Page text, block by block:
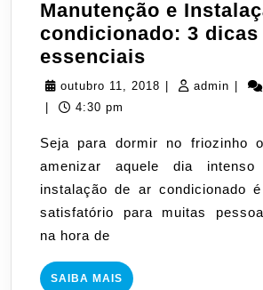
Manutenção e
condicionado: 3 dicas
essenciais
e
ar
3
dicas
outubro 11, 2018 outubroadmin
4:30 pm
Seja para dormir no friozinho
amenizar aquele dia
instalação de ar condicionado
satisfatório para muitas
na hora de
SAIBA MAIS SAIBA